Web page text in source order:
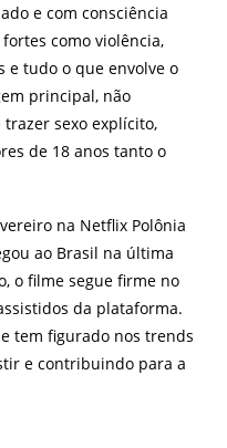
e com consciência
como violência,
e tudo o que envolve o
principal, não
sexo explícito,
de 18 anos tanto o
na Netflix Polônia
ao Brasil na última
o filme segue firme no
da plataforma.
tem figurado nos trends
e contribuindo para a